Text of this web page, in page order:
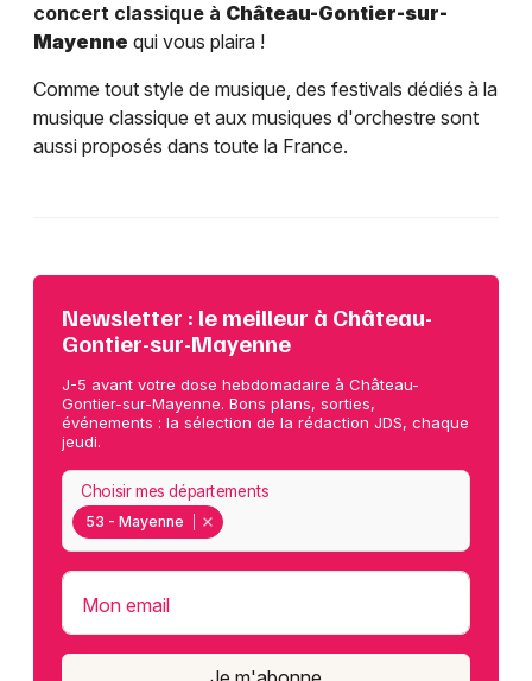
concert classique à Château-Gontier-sur-
Mayenne qui vous plaira !
Comme tout style de musique, des festivals dédiés à la
musique classique et aux musiques d'orchestre sont
aussi proposés dans toute la France.
Newsletter : le meilleur à Château-
Gontier-sur-Mayenne
J-5 avant votre dose hebdomadaire à Château-
Gontier-sur-Mayenne. Bons plans, sorties,
événements : la sélection de la rédaction JDS, chaque
jeudi.
53 - Mayenne
Choisir mes départements
Mon email